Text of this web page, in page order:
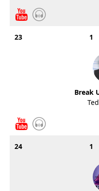
23 1
Break
24 1